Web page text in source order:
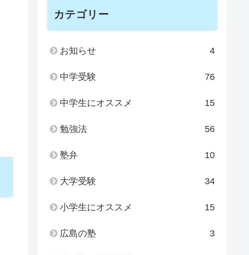
カテゴリー
お知らせ 4
中学受験 76
中学生にオススメ 15
勉強法 56
塾弁 10
大学受験 34
小学生にオススメ 15
広島の塾 3